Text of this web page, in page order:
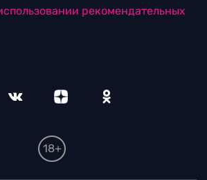
рекомендательных
18+